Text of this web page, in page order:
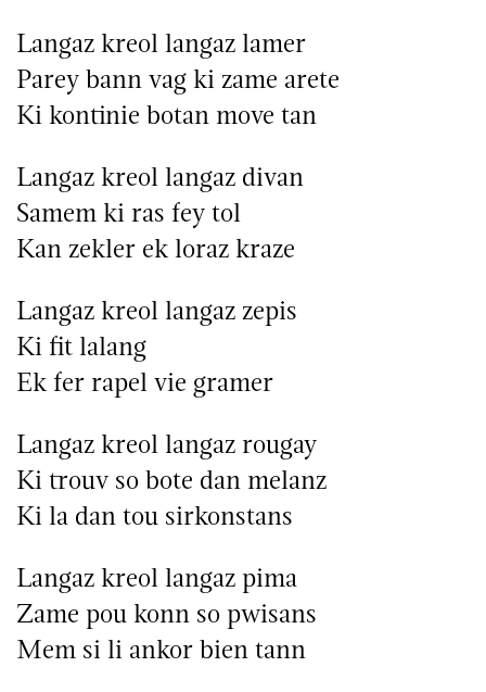
Langaz kreol langaz lamer
Parey bann vag ki zame arete
Ki kontinie botan move tan
Langaz kreol langaz divan
Samem ki ras fey tol
Kan zekler ek loraz kraze
Langaz kreol langaz zepis
Ki fit lalang
Ek fer rapel vie gramer
Langaz kreol langaz rougay
Ki trouv so bote dan melanz
Ki la dan tou sirkonstans
Langaz kreol langaz pima
Zame pou konn so pwisans
Mem si li ankor bien tann